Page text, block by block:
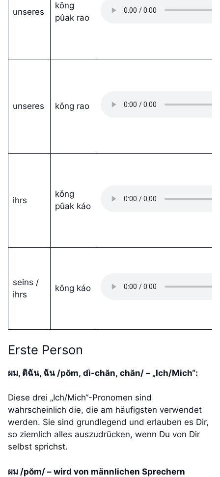
unseres
kǒng
pûak rao
unseres kǒng rao
ihrs
kǒng
pûak káo
seins /
ihrs
kǒng káo
Erste Person
ผม, ดิฉัน, ฉัน /pŏm, dì-chăn, chăn/ – „Ich/Mich“:
Diese drei „Ich/Mich“-Pronomen sind
wahrscheinlich die, die am häufigsten verwendet
werden. Sie sind grundlegend und erlauben es Dir,
so ziemlich alles auszudrücken, wenn Du von Dir
selbst sprichst.
ผม /pŏm/ – wird von männlichen Sprechern